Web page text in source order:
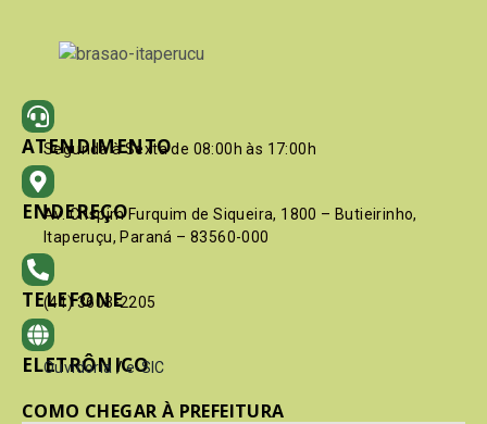
ATENDIMENTO
Segunda à Sexta de 08:00h às 17:00h
ENDEREÇO
Av. Crispim Furquim de Siqueira, 1800 – Butieirinho,
Itaperuçu, Paraná – 83560-000
TELEFONE
(41) 3603-2205
ELETRÔNICO
Ouvidoria / e-SIC
COMO CHEGAR À PREFEITURA